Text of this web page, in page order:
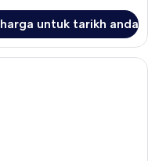
untuk tarikh anda
Suite, Berbilang Katil |